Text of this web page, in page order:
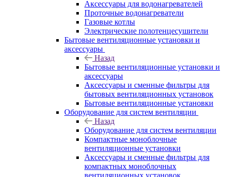
Аксессуары для водонагревателей
Проточные водонагреватели
Газовые котлы
Электрические полотенцесушители
Бытовые вентиляционные установки и
аксессуары
Назад
Бытовые вентиляционные установки и
аксессуары
Аксессуары и сменные фильтры для
бытовых вентиляционных установок
Бытовые вентиляционные установки
Оборудование для систем вентиляции
Назад
Оборудование для систем вентиляции
Компактные моноблочные
вентиляционные установки
Аксессуары и сменные фильтры для
компактных моноблочных
вентиляционных установок